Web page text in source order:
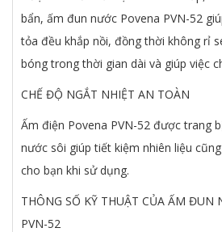
bẩn, ấm đun nước Povena PVN-52
tỏa đều khắp nồi, đồng thời không rỉ
bóng trong thời gian dài và giúp việc
CHẾ ĐỘ NGẮT NHIỆT AN TOÀN
Ấm điện Povena PVN-52 được trang
nước sôi giúp tiết kiệm nhiên liệu
cho bạn khi sử dụng.
THÔNG SỐ KỸ THUẬT CỦA ẤM ĐUN
PVN-52